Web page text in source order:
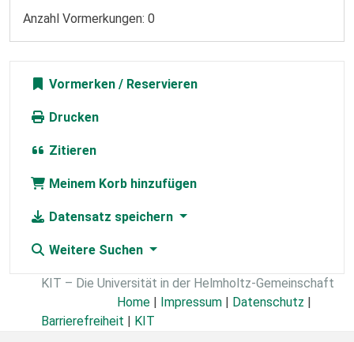
Anzahl Vormerkungen: 0
Vormerken
Drucken
Zitieren
Meinem Korb hinzufügen
Datensatz speichern
Weitere Suchen
KIT – Die Universität in der Helmholtz-Gemeinschaft
Home | Impressum | Datenschutz |
Barrierefreiheit | KIT